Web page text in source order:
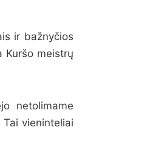
ir bažnyčios
Kuršo meistrų
netolimame
vieninteliai